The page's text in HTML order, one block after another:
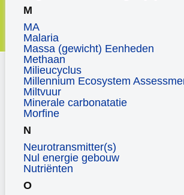
M
MA
Malaria
Massa (gewicht) Eenheden
Methaan
Milieucyclus
Millennium Ecosystem
Miltvuur
Minerale carbonatatie
Morfine
N
Neurotransmitter(s)
Nul energie gebouw
Nutriënten
O